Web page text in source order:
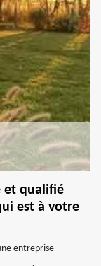
et qualifié
est à votre
entreprise